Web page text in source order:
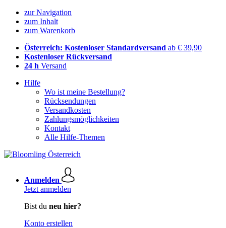
zur Navigation
zum Inhalt
zum Warenkorb
Österreich: Kostenloser Standardversand ab € 39,90
Kostenloser Rückversand
24 h Versand
Hilfe
Wo ist meine Bestellung?
Rücksendungen
Versandkosten
Zahlungsmöglichkeiten
Kontakt
Alle Hilfe-Themen
Anmelden
Jetzt anmelden
Bist du neu hier?
Konto erstellen